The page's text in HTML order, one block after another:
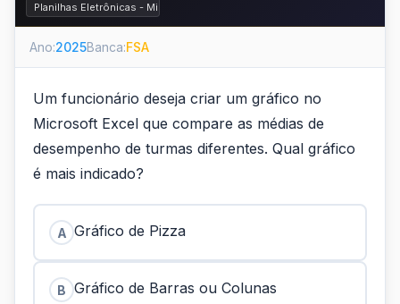
Planilhas Eletrônicas - Microsoft Excel e BrOffice.org Calc
Ano:2025Banca:FSA
Um funcionário deseja criar um gráfico no
Microsoft Excel que compare as médias de
desempenho de turmas diferentes. Qual gráfico
é mais indicado?
A Gráfico de Pizza
B Gráfico de Barras ou Colunas